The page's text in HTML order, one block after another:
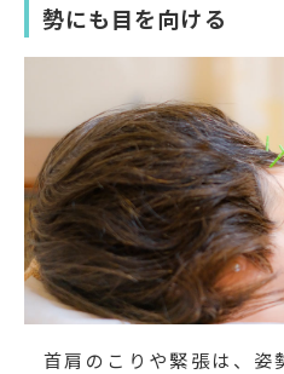
勢にも目を向ける
首肩のこりや緊張は、姿